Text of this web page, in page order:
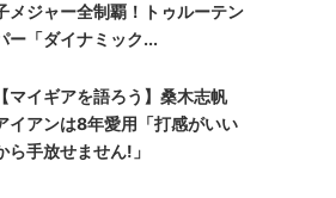
メジャー全制覇！トゥルーテン
ー「ダイナミック...
【マイギアを語ろう】桑木志帆
イアンは8年愛用「打感がいい
ら手放せません!」